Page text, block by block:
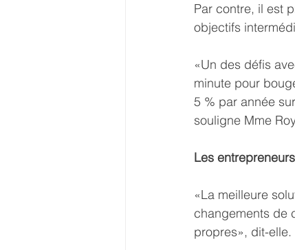
Par contre, il est
objectifs
«Un des défis
minute pour
5 % par année
souligne Mme
Les
«La meilleure
changements de
propres», dit-elle.